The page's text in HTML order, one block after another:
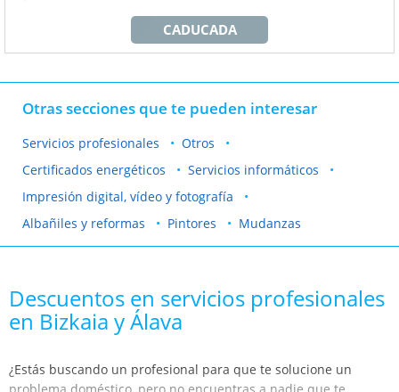
CADUCADA
Otras secciones que te pueden interesar
Servicios profesionales
Otros
Certificados energéticos
Servicios informáticos
Impresión digital, vídeo y fotografía
Albañiles y reformas
Pintores Mudanzas
Descuentos en servicios profesionales
en Bizkaia y Álava
¿Estás buscando un profesional para que te solucione un